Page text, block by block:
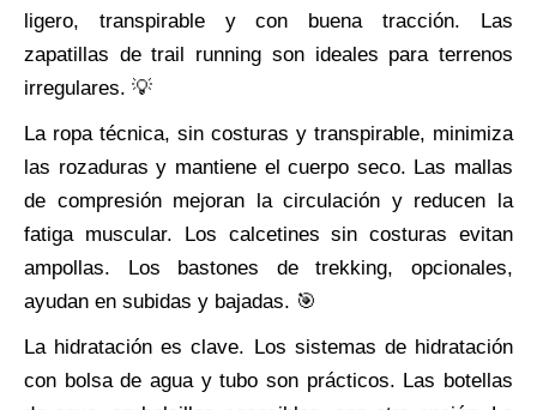
ligero, transpirable y con buena tracción. Las
zapatillas de trail running son ideales para terrenos
irregulares. 💡
La ropa técnica, sin costuras y transpirable, minimiza
las rozaduras y mantiene el cuerpo seco. Las mallas
de compresión mejoran la circulación y reducen la
fatiga muscular. Los calcetines sin costuras evitan
ampollas. Los bastones de trekking, opcionales,
ayudan en subidas y bajadas. 🎯
La hidratación es clave. Los sistemas de hidratación
con bolsa de agua y tubo son prácticos. Las botellas